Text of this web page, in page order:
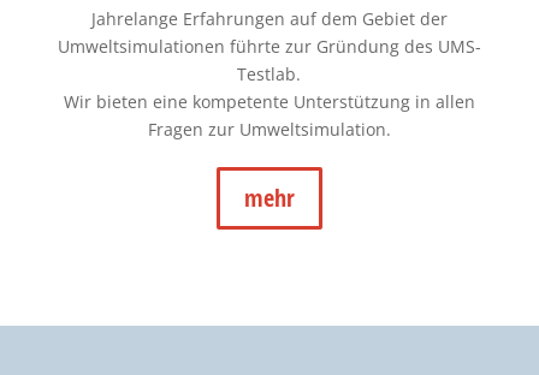
Jahrelange Erfahrungen auf dem Gebiet der
Umweltsimulationen führte zur Gründung des UMS-
Testlab.
Wir bieten eine kompetente Unterstützung in allen
Fragen zur Umweltsimulation.
mehr